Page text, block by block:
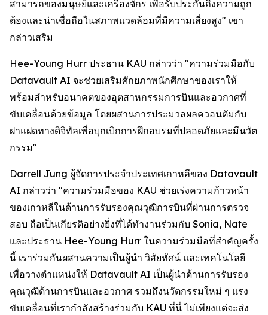
สามารถของมนุษย์และเครื่องจักร เพื่อรับประกันถึงความถูก
ต้องและน่าเชื่อถือในสภาพแวดล้อมที่มีความเสี่ยงสูง" เขา
กล่าวเสริม
Hee-Young Hurr ประธาน KAU กล่าวว่า "ความร่วมมือกับ
Datavault AI จะช่วยเสริมศักยภาพนักศึกษาของเราให้
พร้อมสำหรับอนาคตของอุตสาหกรรมการบินและอวกาศที่
ขับเคลื่อนด้วยข้อมูล โดยผสานการประมวลผลควอนตัมกับ
ฝาแฝดทางดิจิทัลเพื่อบุกเบิกการฝึกอบรมที่ปลอดภัยและมีนวัต
กรรม"
Darrell Jung ผู้จัดการประจำประเทศเกาหลีของ Datavault
AI กล่าวว่า "ความร่วมมือของ KAU ช่วยเร่งความก้าวหน้า
ของเกาหลีในด้านการรับรองคุณวุฒิการบินที่ผ่านการตรวจ
สอบ ถือเป็นเกียรติอย่างยิ่งที่ได้ทำงานร่วมกับ Sonia, Nate
และประธาน Hee-Young Hurr ในความร่วมมือที่สำคัญครั้ง
นี้ เราร่วมกันผสานความเป็นผู้นำ วิสัยทัศน์ และเทคโนโลยี
เพื่อวางตำแหน่งให้ Datavault AI เป็นผู้นำด้านการรับรอง
คุณวุฒิด้านการบินและอวกาศ รวมถึงนวัตกรรมใหม่ ๆ แรง
ขับเคลื่อนที่เรากำลังสร้างร่วมกับ KAU ที่นี่ ไม่เพียงแต่จะส่ง